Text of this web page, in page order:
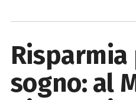
Risparmia
sogno: al